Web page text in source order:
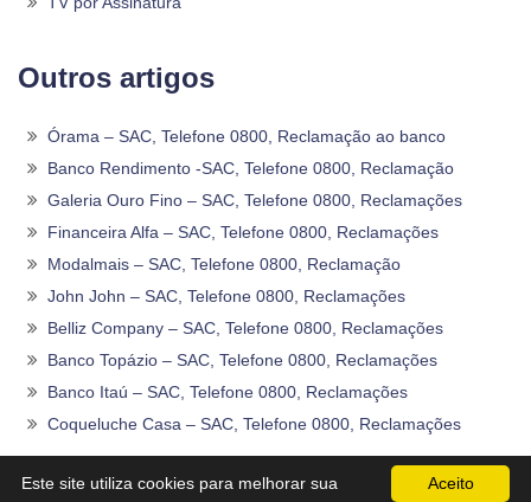
Outros artigos
Órama – SAC, Telefone 0800, Reclamação ao banco
Banco Rendimento -SAC, Telefone 0800, Reclamação
Galeria Ouro Fino – SAC, Telefone 0800, Reclamações
Financeira Alfa – SAC, Telefone 0800, Reclamações
Modalmais – SAC, Telefone 0800, Reclamação
John John – SAC, Telefone 0800, Reclamações
Belliz Company – SAC, Telefone 0800, Reclamações
Banco Topázio – SAC, Telefone 0800, Reclamações
Banco Itaú – SAC, Telefone 0800, Reclamações
Coqueluche Casa – SAC, Telefone 0800, Reclamações
Aceito
Este site utiliza cookies para melhorar sua